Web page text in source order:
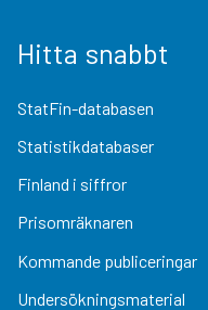
Hitta snabbt
StatFin-databasen
Statistikdatabaser
Finland i siffror
Prisomräknaren
Kommande publiceringar
Undersökningsmaterial